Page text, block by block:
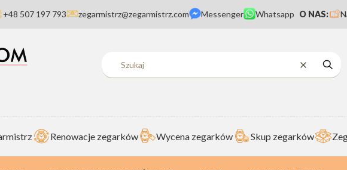
+48 507 197 793 zegarmistrz@zegarmistrz.com Messenger Whatsapp O NAS:
WyczyśćSzukaj
Renowacje zegarków Wycena zegarków Skup zegarków